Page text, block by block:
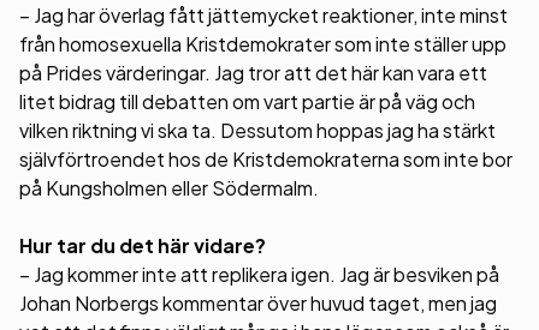
– Jag har överlag fått jättemycket reaktioner, inte minst
från homosexuella Kristdemokrater som inte ställer upp
på Prides värderingar. Jag tror att det här kan vara ett
litet bidrag till debatten om vart partie är på väg och
vilken riktning vi ska ta. Dessutom hoppas jag ha stärkt
självförtroendet hos de Kristdemokraterna som inte bor
på Kungsholmen eller Södermalm.
Hur tar du det här vidare?
– Jag kommer inte att replikera igen. Jag är besviken på
Johan Norbergs kommentar över huvud taget, men jag